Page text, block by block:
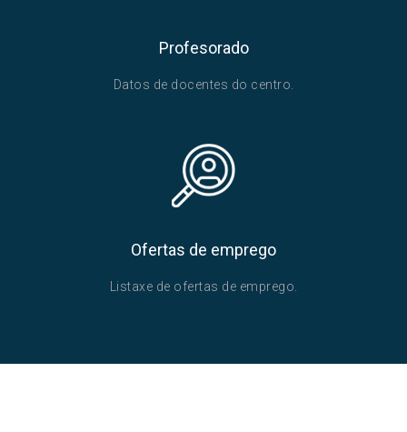
Profesorado
Datos de docentes do centro.
Ofertas de emprego
Listaxe de ofertas de emprego.